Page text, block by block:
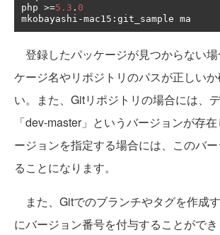
php >=5.3 . 0
mkobayashi -mac15 : git_sample ma
登録したパッケージが見つからない
ケージ名やリポジトリのパスが正しい
い。また、Gitリポジトリの場合には、
「dev-master」というバージョンが存
ージョンを指定する場合には、このバ
ることになります。
また、Gitでのブランチやタグを作成
にバージョン番号を付与することができ